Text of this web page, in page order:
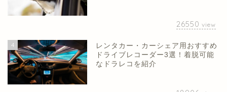
26550 view
4
レンタカー・カーシェア用おすすめ
ドライブレコーダー3選！着脱可能
なドラレコを紹介